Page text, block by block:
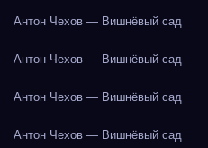
Антон Чехов — Вишнёвый сад
Антон Чехов — Вишнёвый сад
Антон Чехов — Вишнёвый сад
Антон Чехов — Вишнёвый сад